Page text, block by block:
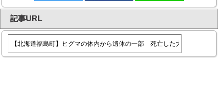
記事URL